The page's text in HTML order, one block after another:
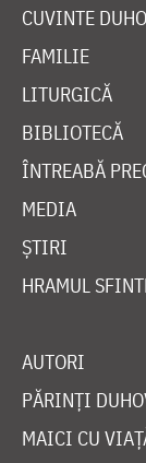
CUVINTE
FAMILIE
LITURGICĂ
BIBLIOTECĂ
ÎNTREABĂ
MEDIA
ȘTIRI
HRAMUL
AUTORI
PĂRINȚI
MAICI CU